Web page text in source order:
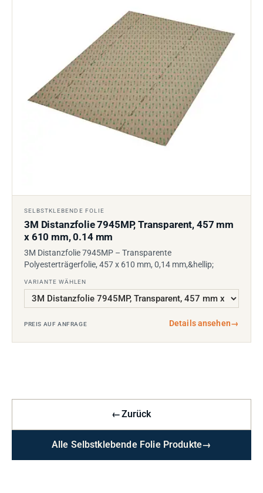
SELBSTKLEBENDE FOLIE
3M Distanzfolie 7945MP, Transparent, 457 mm
x 610 mm, 0.14 mm
3M Distanzfolie 7945MP – Transparente
Polyesterträgerfolie, 457 x 610 mm, 0,14 mm,&hellip;
VARIANTE WÄHLEN
PREIS AUF ANFRAGE Details ansehen→
←Zurück
Alle Selbstklebende Folie Produkte→